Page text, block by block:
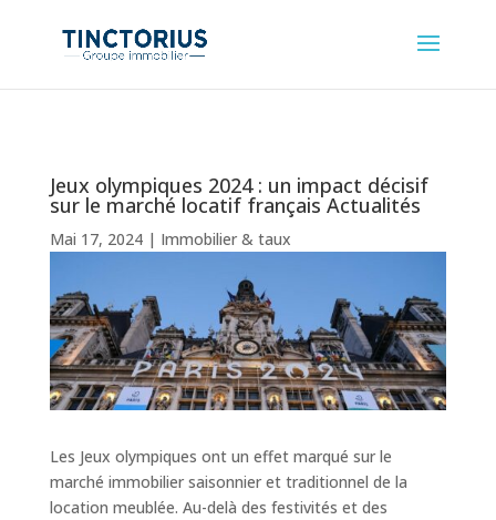
Jeux olympiques 2024 : un impact décisif
sur le marché locatif français Actualités
Mai 17, 2024| Immobilier & taux
Les Jeux olympiques ont un effet marqué sur le
marché immobilier saisonnier et traditionnel de la
location meublée. Au-delà des festivités et des